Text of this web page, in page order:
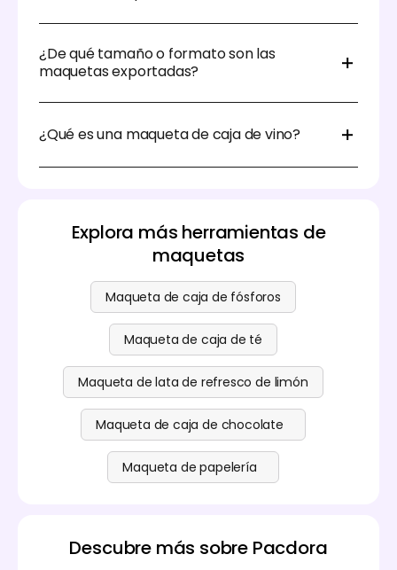
de Pacdora es apta para principiantes y funciona en
navegador.
¿De qué tamaño o formato son las
maquetas exportadas?
2K, 4K o incluso 8K — en formatos como PNG o JPG,
lo que lo hace ideal para web, impresión, redes
¿Qué es una maqueta de caja de vino?
producción física.
Explora más herramientas de
maquetas
Maqueta de caja de fósforos
Maqueta de caja de té
Maqueta de lata de refresco de limón
Maqueta de caja de chocolate
Maqueta de papelería
Descubre más sobre Pacdora